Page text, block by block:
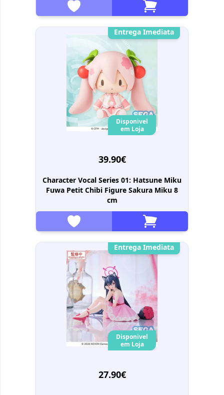
Entrega Imediata
Disponivel
em Loja
39.90€
Character Vocal Series 01: Hatsune Miku
Fuwa Petit Chibi Figure Sakura Miku 8
cm
Entrega Imediata
Disponivel
em Loja
27.90€